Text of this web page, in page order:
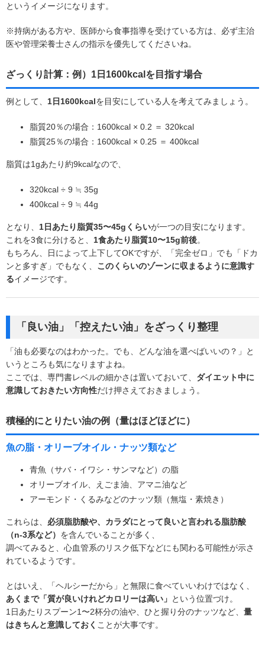
というイメージになります。
※持病がある方や、医師から食事指導を受けている方は、必ず主治
医や管理栄養士さんの指示を優先してくださいね。
ざっくり計算：例）1日1600kcalを目指す場合
例として、 1日1600kcalを目安にしている人を考えてみましょう。
脂質20％の場合：1600kcal × 0.2 ＝ 320kcal
脂質25％の場合：1600kcal × 0.25 ＝ 400kcal
脂質は1gあたり約9kcalなので、
320kcal ÷ 9 ≒ 35g
400kcal ÷ 9 ≒ 44g
となり、 1日あたり脂質35〜45gくらいが一つの目安になります。
これを3食に分けると、 1食あたり脂質10〜15g前後。
もちろん、日によって上下してOKですが、「完全ゼロ」でも「ドカ
ンと多すぎ」でもなく、 このくらいのゾーンに収まるように意識す
るイメージです。
「良い油」「控えたい油」をざっくり整理
「油も必要なのはわかった。でも、どんな油を選べばいいの？」と
いうところも気になりますよね。
ここでは、専門書レベルの細かさは置いておいて、 ダイエット中に
意識しておきたい方向性だけ押さえておきましょう。
積極的にとりたい油の例（量はほどほどに）
魚の脂・オリーブオイル・ナッツ類など
青魚（サバ・イワシ・サンマなど）の脂
オリーブオイル、えごま油、アマニ油など
アーモンド・くるみなどのナッツ類（無塩・素焼き）
これらは、 必須脂肪酸や、カラダにとって良いと言われる脂肪酸
（n-3系など） を含んでいることが多く、
調べてみると、心血管系のリスク低下などにも関わる可能性が示さ
れているようです。
とはいえ、「ヘルシーだから」と無限に食べていいわけではなく、
あくまで「質が良いけれどカロリーは高い」 という位置づけ。
1日あたりスプーン1〜2杯分の油や、ひと握り分のナッツなど、 量
はきちんと意識しておく ことが大事です。